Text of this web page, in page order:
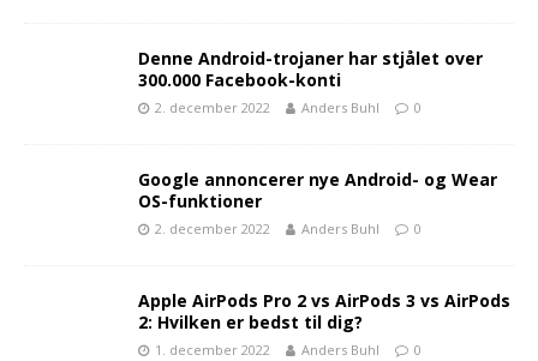
Denne Android-trojaner har stjålet over
300.000 Facebook-konti
2. december 2022 Anders Buhl 0
Google annoncerer nye Android- og Wear
OS-funktioner
2. december 2022 Anders Buhl 0
Apple AirPods Pro 2 vs AirPods 3 vs AirPods
2: Hvilken er bedst til dig?
1. december 2022 Anders Buhl 0